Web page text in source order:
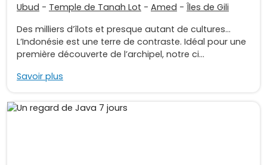
Ubud - Temple de Tanah Lot - Amed - Îles de Gili
Des milliers d’îlots et presque autant de cultures…
L’Indonésie est une terre de contraste. Idéal pour une
première découverte de l’archipel, notre ci...
Savoir plus